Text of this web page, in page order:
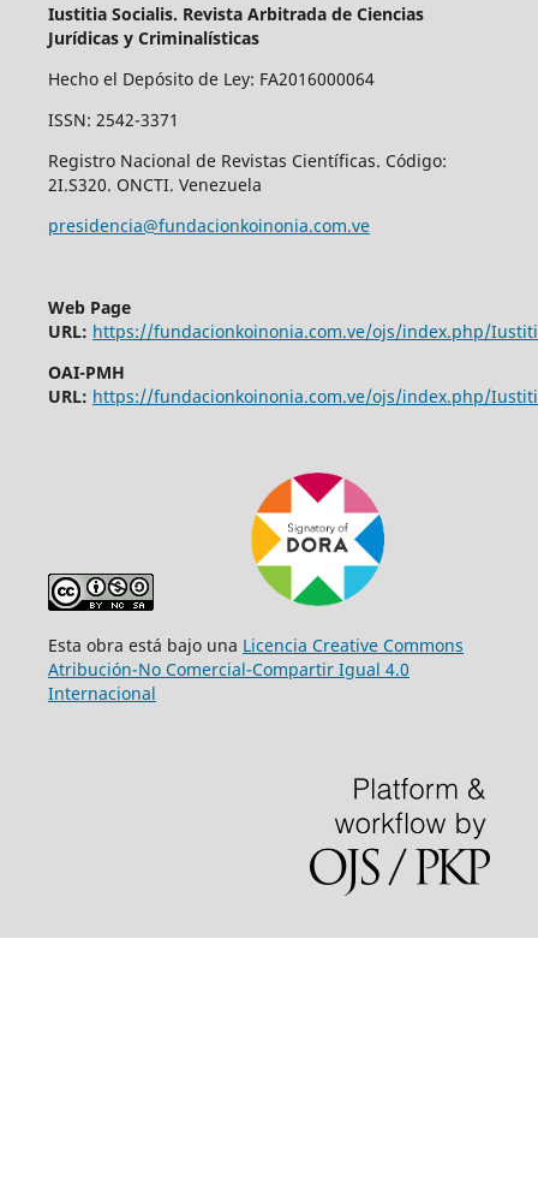
Iustitia Socialis. Revista Arbitrada de Ciencias
Jurídicas y Criminalísticas
Hecho el Depósito de Ley: FA2016000064
ISSN: 2542-3371
Registro Nacional de Revistas Científicas. Código:
2I.S320. ONCTI. Venezuela
presidencia@fundacionkoinonia.com.ve
Web Page
URL: https://fundacionkoinonia.com.ve/ojs/index.php/
OAI-PMH
URL: https://fundacionkoinonia.com.ve/ojs/index.php/
Esta obra está bajo una Licencia Creative Commons
Atribución-No Comercial-Compartir Igual 4.0
Internacional